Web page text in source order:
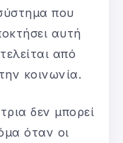
που
αυτή
από
κοινωνία.
δεν μπορεί
όταν οι